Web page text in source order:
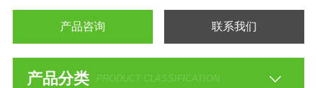
产品咨询 联系我们
产品分类 PRODUCT CLASSIFICATION